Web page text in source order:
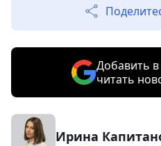
Добавить
читать
Ирина